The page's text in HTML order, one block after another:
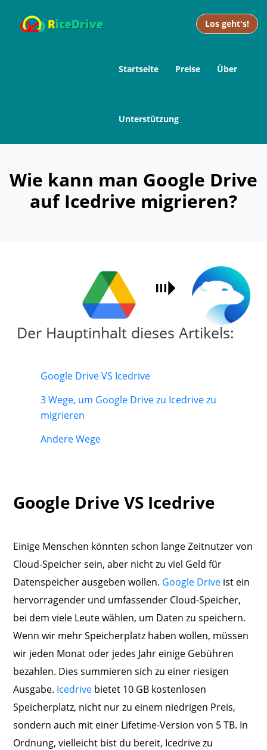
Los geht's!
Startseite Preise Über
Unterstützung
Wie kann man Google Drive
auf Icedrive migrieren?
Der Hauptinhalt dieses Artikels:
Google Drive VS Icedrive
3 Wege, um Google Drive zu Icedrive zu
migrieren
Andere Wege
Google Drive VS Icedrive
Einige Menschen könnten schon lange Zeitnutzer von
Cloud-Speicher sein, aber nicht zu viel Geld für
Datenspeicher ausgeben wollen. Google Drive ist ein
hervorragender und umfassender Cloud-Speicher,
bei dem viele Leute wählen, um Daten zu speichern.
Wenn wir mehr Speicherplatz haben wollen, müssen
wir jeden Monat oder jedes Jahr einige Gebühren
bezahlen. Dies summieren sich zu einer riesigen
Ausgabe. Icedrive bietet 10 GB kostenlosen
Speicherplatz, nicht nur zu einem niedrigen Preis,
sondern auch mit einer Lifetime-Version von 5 TB. In
Ordnung, vielleicht bist du bereit, Icedrive zu